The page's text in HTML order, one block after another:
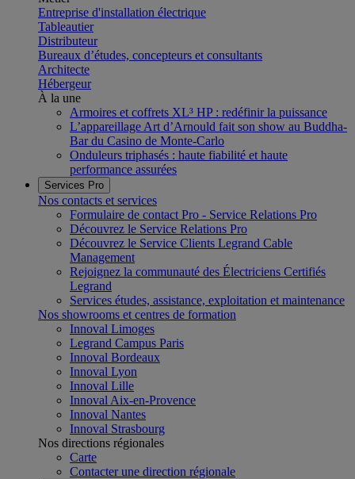
Entreprise d'installation électrique
Tableautier
Distributeur
Bureaux d’études, concepteurs et consultants
Architecte
Hébergeur
À la une
Armoires et coffrets XL³ HP : redéfinir la puissance
L’appareillage Art d’Arnould fait son show au Buddha-
Bar du Casino de Monte-Carlo
Onduleurs triphasés : haute fiabilité et haute
performance assurées
Services Pro
Nos contacts et services
Formulaire de contact Pro - Service Relations Pro
Découvrez le Service Relations Pro
Découvrez le Service Clients Legrand Cable
Management
Rejoignez la communauté des Électriciens Certifiés
Legrand
Services études, assistance, exploitation et maintenance
Nos showrooms et centres de formation
Innoval Limoges
Legrand Campus Paris
Innoval Bordeaux
Innoval Lyon
Innoval Lille
Innoval Aix-en-Provence
Innoval Nantes
Innoval Strasbourg
Nos directions régionales
Carte
Contacter une direction régionale